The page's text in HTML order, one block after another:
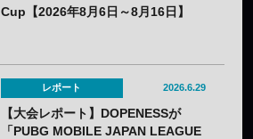
Cup【2026年8月6日～8月16日】
レポート 2026.6.29
【大会レポート】DOPENESSが
「PUBG MOBILE JAPAN LEAGUE